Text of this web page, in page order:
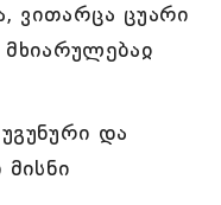
ვითარცა ცუარი
და